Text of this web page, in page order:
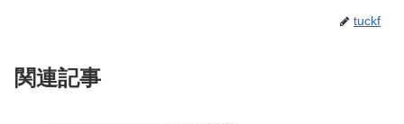
tuckf
関連記事